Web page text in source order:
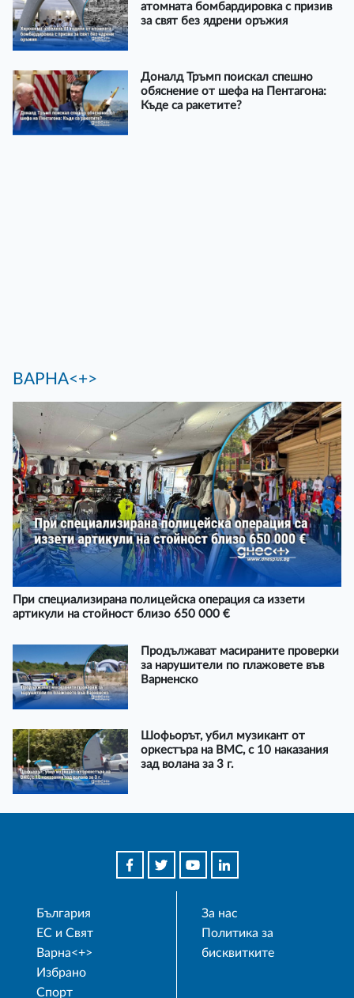
атомната бомбардировка с призив
за свят без ядрени оръжия
Доналд Тръмп поискал спешно
обяснение от шефа на Пентагона:
Къде са ракетите?
ВАРНА<+>
При специализирана полицейска операция са иззети
артикули на стойност близо 650 000 €
Продължават масираните проверки
за нарушители по плажовете във
Варненско
Шофьорът, убил музикант от
оркестъра на ВМС, с 10 наказания
зад волана за 3 г.
България
ЕС и Свят
Варна<+>
Избрано
Спорт
За нас
Политика за
бисквитките